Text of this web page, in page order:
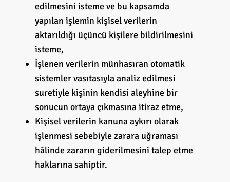
edilmesini isteme ve bu kapsamda
yapılan işlemin kişisel verilerin
aktarıldığı üçüncü kişilere bildirilmesini
isteme,
İşlenen verilerin münhasıran otomatik
sistemler vasıtasıyla analiz edilmesi
suretiyle kişinin kendisi aleyhine bir
sonucun ortaya çıkmasına itiraz etme,
Kişisel verilerin kanuna aykırı olarak
işlenmesi sebebiyle zarara uğraması
hâlinde zararın giderilmesini talep etme
haklarına sahiptir.